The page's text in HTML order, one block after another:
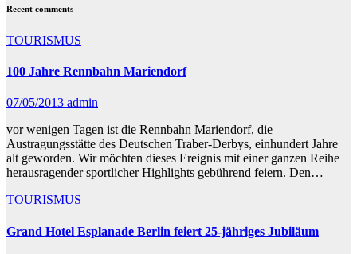
Recent comments
TOURISMUS
100 Jahre Rennbahn Mariendorf
07/05/2013 admin
vor wenigen Tagen ist die Rennbahn Mariendorf, die
Austragungsstätte des Deutschen Traber-Derbys, einhundert Jahre
alt geworden. Wir möchten dieses Ereignis mit einer ganzen Reihe
herausragender sportlicher Highlights gebührend feiern. Den…
TOURISMUS
Grand Hotel Esplanade Berlin feiert 25-jähriges Jubiläum